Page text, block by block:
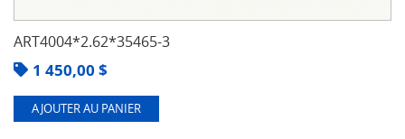
ART4004*2.62*35465-3
1 450,00 $
AJOUTER AU PANIER